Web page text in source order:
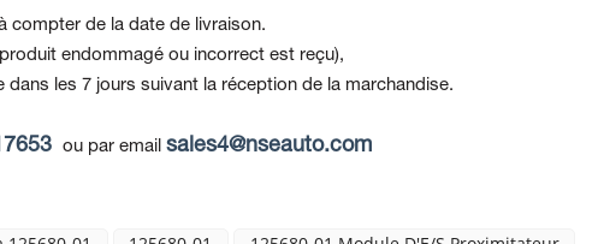
compter de la date de livraison.
endommagé ou incorrect est reçu),
dans les 7 jours suivant la réception de la marchandise.
ou par email sales4@nseauto.com